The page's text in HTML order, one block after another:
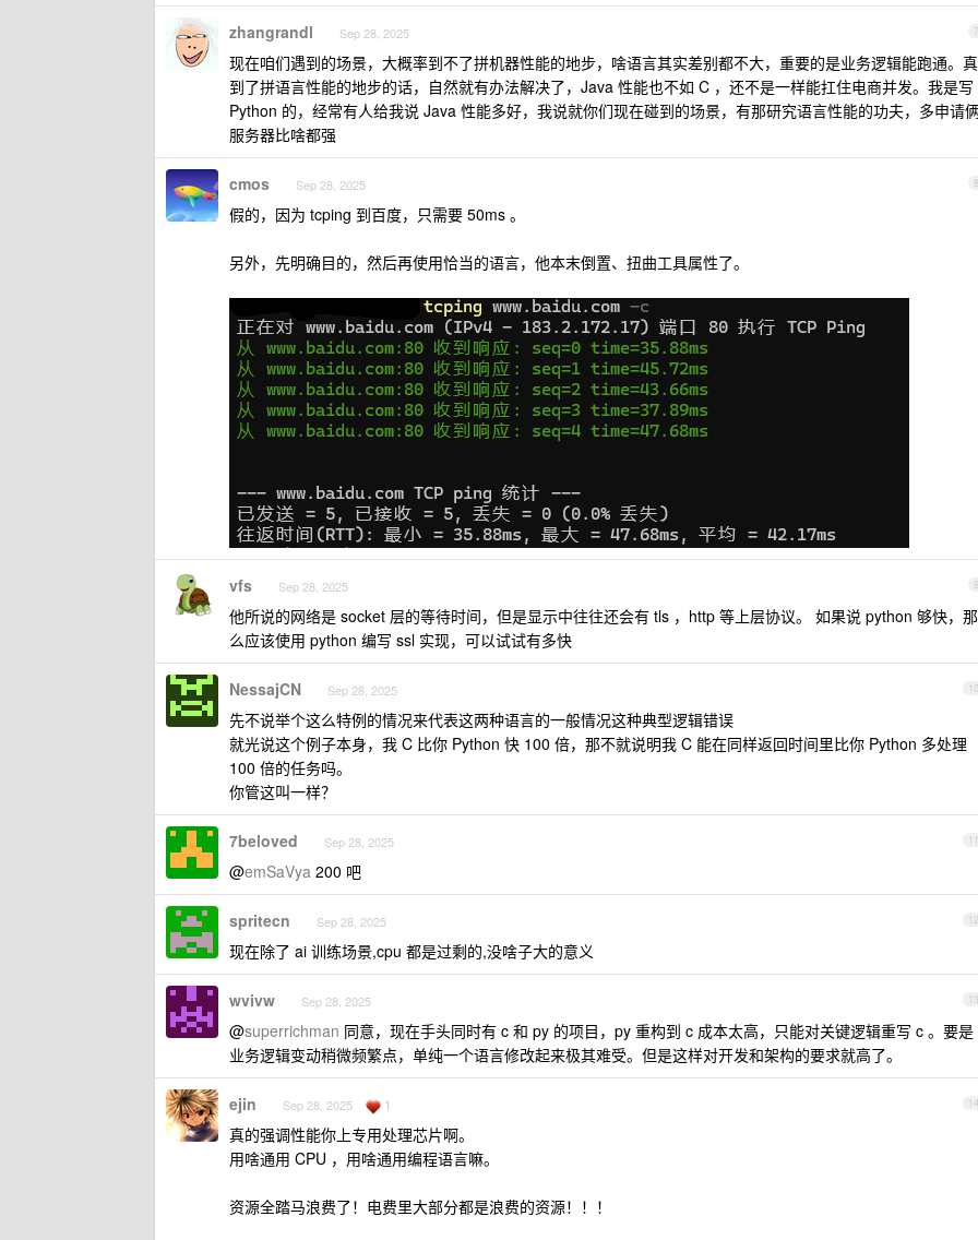
7
zhangrandl Sep 28, 2025
现在咱们遇到的场景，大概率到不了拼机器性能的地步，啥语言其实差别都不大，重要的是业务逻辑能跑通。真
到了拼语言性能的地步的话，自然就有办法解决了，Java 性能也不如 C ，还不是一样能扛住电商并发。我是写
Python 的，经常有人给我说 Java 性能多好，我说就你们现在碰到的场景，有那研究语言性能的功夫，多申请
服务器比啥都强
8
cmos Sep 28, 2025
假的，因为 tcping 到百度，只需要 50ms 。
另外，先明确目的，然后再使用恰当的语言，他本末倒置、扭曲工具属性了。
9
vfs Sep 28, 2025
他所说的网络是 socket 层的等待时间，但是显示中往往还会有 tls ，http 等上层协议。 如果说 python 够快，那
么应该使用 python 编写 ssl 实现，可以试试有多快
10
NessajCN Sep 28, 2025
先不说举个这么特例的情况来代表这两种语言的一般情况这种典型逻辑错误
就光说这个例子本身，我 C 比你 Python 快 100 倍，那不就说明我 C 能在同样返回时间里比你 Python 多处理
100 倍的任务吗。
你管这叫一样？
11
7beloved Sep 28, 2025
@emSaVya 200 吧
12
spritecn Sep 28, 2025
现在除了 ai 训练场景,cpu 都是过剩的,没啥子大的意义
13
wvivw Sep 28, 2025
@superrichman 同意，现在手头同时有 c 和 py 的项目，py 重构到 c 成本太高，只能对关键逻辑重写 c 。要是
业务逻辑变动稍微频繁点，单纯一个语言修改起来极其难受。但是这样对开发和架构的要求就高了。
14
ejin Sep 28, 2025 1
真的强调性能你上专用处理芯片啊。
用啥通用 CPU ，用啥通用编程语言嘛。
资源全踏马浪费了！电费里大部分都是浪费的资源！！！